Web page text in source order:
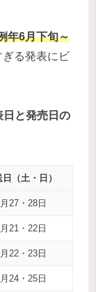
年6月下旬～
る発表にビ
と発売日の
（土・日）
27・28日
21・22日
22・23日
24・25日